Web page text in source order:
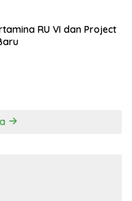
RU VI dan Project